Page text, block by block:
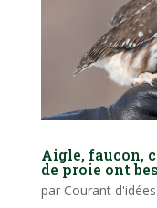
Aigle, faucon,
de proie ont
par Courant d'idées